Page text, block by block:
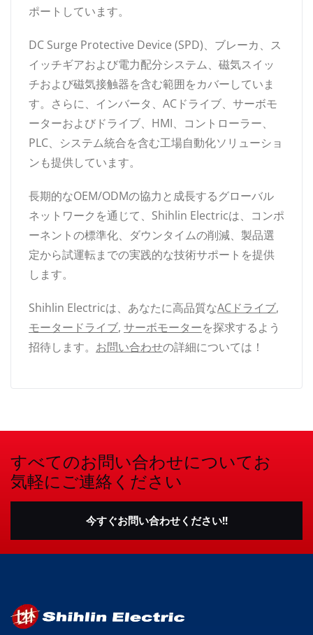
ポートしています。
DC Surge Protective Device (SPD)、ブレーカ、ス
イッチギアおよび電力配分システム、磁気スイッ
チおよび磁気接触器を含む範囲をカバーしていま
す。さらに、インバータ、ACドライブ、サーボモ
ーターおよびドライブ、HMI、コントローラー、
PLC、システム統合を含む工場自動化ソリューショ
ンも提供しています。
長期的なOEM/ODMの協力と成長するグローバル
ネットワークを通じて、Shihlin Electricは、コンポ
ーネントの標準化、ダウンタイムの削減、製品選
定から試運転までの実践的な技術サポートを提供
します。
Shihlin Electricは、あなたに高品質なACドライブ,
モータードライブ, サーボモーターを探求するよう
招待します。 お問い合わせの詳細については！
すべてのお問い合わせについてお
気軽にご連絡ください
今すぐお問い合わせください!!